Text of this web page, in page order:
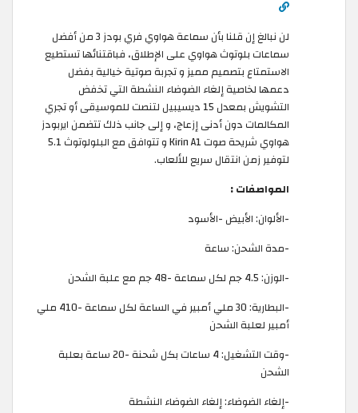
لن نبالغ إن قلنا بأن سماعة هواوي فري بودز 3 من أفضل
سماعات بلوتوث هواوي على الإطلاق، فباقتنائها تستطيع
الاستمتاع بتصميم مميز و تجربة صوتية خيالية بفضل
دعمها لخاصية إلغاء الضوضاء النشطة التي تخفض
التشويش بمعدل 15 ديسيبيل لتنصت للموسيقى أو تجري
المكالمات دون أدنى إزعاج، و إلى جانب ذلك تتضمن ايربودز
هواوي شريحة صوت Kirin A1 و تتوافق مع البلولوتوث 5.1
لتوفير زمن انتقال سريع للألعاب.
المواصفات :
-الألوان: الأبيض -الأسود
-مدة الشحن: ساعة
-الوزن: 4.5 جم لكل سماعة -48 جم مع علبة الشحن
-البطارية: 30 ملي أمبير في الساعة لكل سماعة -410 ملي
أمبير لعلبة الشحن
-وقت التشغيل: 4 ساعات بكل شحنة -20 ساعة بعلبة
الشحن
-إلغاء الضوضاء: إلغاء الضوضاء النشطة